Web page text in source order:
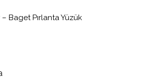
Baget Pırlanta Yüzük